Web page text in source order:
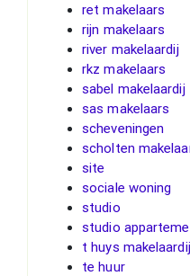
ret makelaars
rijn makelaars
river makelaardij
rkz makelaars
sabel makelaardij
sas makelaars
scheveningen
scholten
site
sociale woning
studio
studio
t huys makelaardij
te huur